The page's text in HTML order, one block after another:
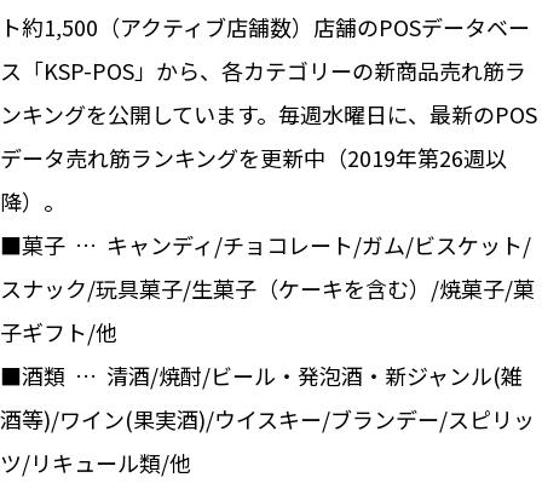
ト約1,500（アクティブ店舗数）店舗のPOSデータベー
ス「KSP-POS」から、各カテゴリーの新商品売れ筋ラ
ンキングを公開しています。毎週水曜日に、最新のPOS
データ売れ筋ランキングを更新中（2019年第26週以
降）。
■菓子 … キャンディ/チョコレート/ガム/ビスケット/
スナック/玩具菓子/生菓子（ケーキを含む）/焼菓子/菓
子ギフト/他
■酒類 … 清酒/焼酎/ビール・発泡酒・新ジャンル(雑
酒等)/ワイン(果実酒)/ウイスキー/ブランデー/スピリッ
ツ/リキュール類/他